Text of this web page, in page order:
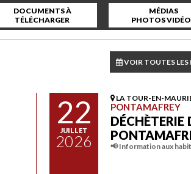
DOCUMENTS À
TÉLÉCHARGER
MÉDIAS
PHOTOS
VOIR TOUTES LES
22
JUILLET
2026
LA TOUR-EN-
PONTAMAFREY
DÉCHÈTERIE
📢 Information aux